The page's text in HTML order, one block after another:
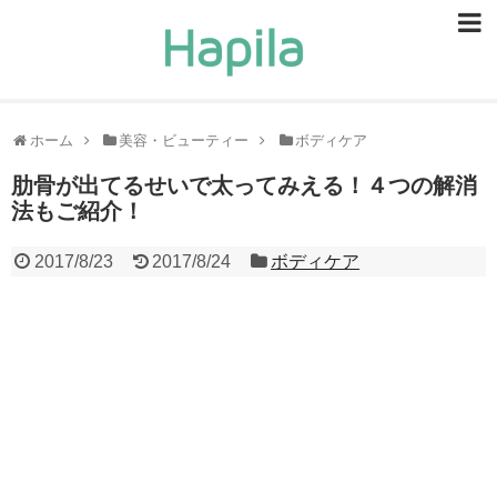
ホーム 美容・ビューティー ボディケア
肋骨が出てるせいで太ってみえる！４つの解消
法もご紹介！
2017/8/23 2017/8/24 ボディケア
ヘアケア
ヘルスケア
食事・食べ物